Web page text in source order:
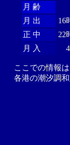
月 齢
月 出
16
正 中
22
月 入
ここでの情報
各港の潮汐調